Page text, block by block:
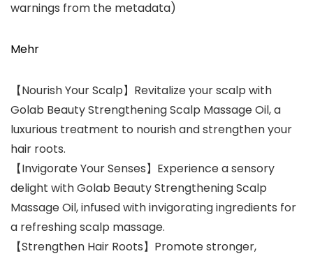
warnings from the metadata)
Mehr
【Nourish Your Scalp】Revitalize your scalp with
Golab Beauty Strengthening Scalp Massage Oil, a
luxurious treatment to nourish and strengthen your
hair roots.
【Invigorate Your Senses】Experience a sensory
delight with Golab Beauty Strengthening Scalp
Massage Oil, infused with invigorating ingredients for
a refreshing scalp massage.
【Strengthen Hair Roots】Promote stronger,